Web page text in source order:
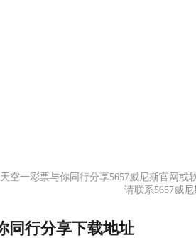
空一彩票与你同行分享5657威尼斯官网
请联系5657威
同行分享下载地址